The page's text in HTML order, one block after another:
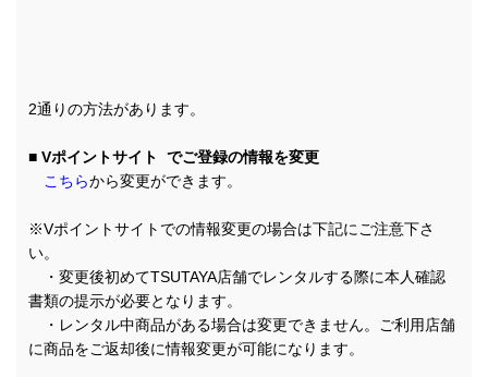
2通りの方法があります。
■ Vポイントサイト でご登録の情報を変更
こちらから変更ができます。
※Vポイントサイトでの情報変更の場合は下記にご注意下さ
い。
・変更後初めてTSUTAYA店舗でレンタルする際に本人確認
書類の提示が必要となります。
・レンタル中商品がある場合は変更できません。ご利用店舗
に商品をご返却後に情報変更が可能になります。